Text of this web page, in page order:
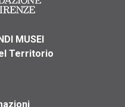
MUSEI
Territorio